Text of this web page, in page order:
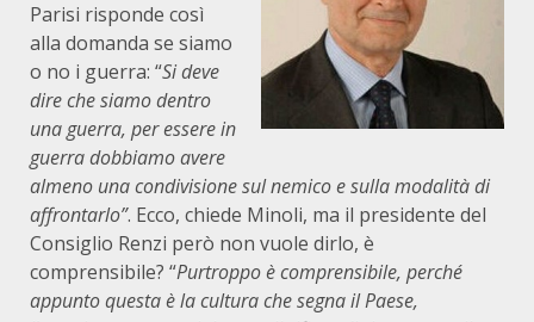
Parisi risponde così
alla domanda se siamo
o no i guerra: “Si deve
dire che siamo dentro
una guerra, per essere in
guerra dobbiamo avere
almeno una condivisione sul nemico e sulla modalità di
affrontarlo”. Ecco, chiede Minoli, ma il presidente del
Consiglio Renzi però non vuole dirlo, è
comprensibile? “Purtroppo è comprensibile, perché
appunto questa è la cultura che segna il Paese,